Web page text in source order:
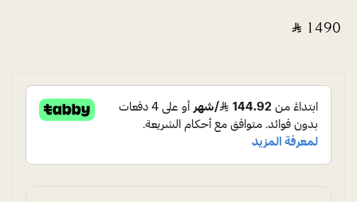
‎ ⃁ ⁦1490⁩ ‎